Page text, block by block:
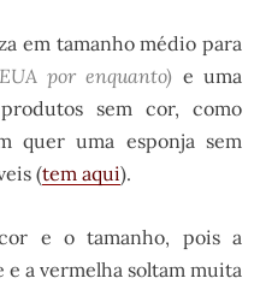
em tamanho médio para
por enquanto) e uma
sem cor, como
quer uma esponja sem
(tem aqui).
e o tamanho, pois a
e a vermelha soltam muita